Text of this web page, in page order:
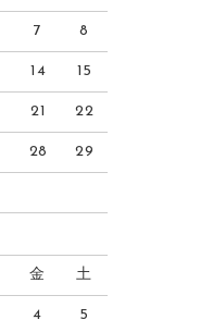
7 8
14 15
21 22
28 29
金 土
4 5